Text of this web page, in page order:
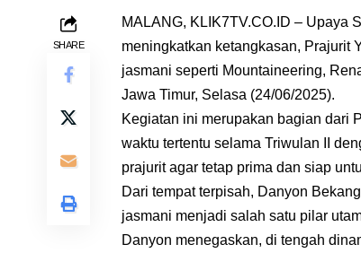
SHARE
MALANG, KLIK7TV.CO.ID – Upaya
meningkatkan ketangkasan, Prajurit
jasmani seperti Mountaineering,
Jawa Timur, Selasa (24/06/2025).
Kegiatan ini merupakan bagian dari
waktu tertentu selama Triwulan II
prajurit agar tetap prima dan siap
Dari tempat terpisah, Danyon
jasmani menjadi salah satu pilar
Danyon menegaskan, di tengah